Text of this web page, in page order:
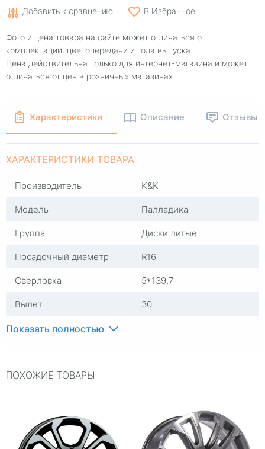
Добавить к сравнению В Избранное
Фото и цена товара на сайте может отличаться от
комплектации, цветопередачи и года выпуска
Цена действительна только для интернет-магазина и может
отличаться от цен в розничных магазинах
Характеристики Описание Отзывы
ХАРАКТЕРИСТИКИ ТОВАРА
Производитель
K&K
Модель
Палладика
Группа
Диски литые
Посадочный диаметр
R16
Сверловка
5*139,7
Вылет
30
ЦО
Применяемость
Гарантия
1 год
Цвет
Черный с полировкой
Показать полностью
ПОХОЖИЕ ТОВАРЫ